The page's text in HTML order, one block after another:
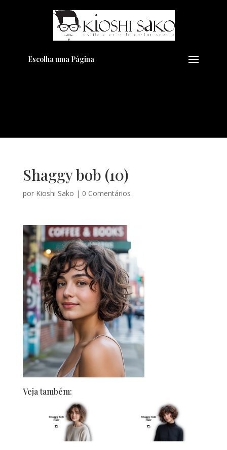
Escolha uma Página
Shaggy bob (10)
por Kioshi Sako | 0 Comentários
Veja também:
Pensando em transformar seu
Visual??